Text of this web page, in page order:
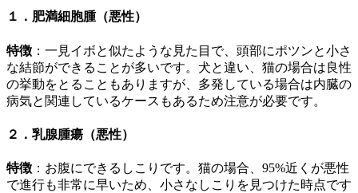
１ ．肥満細胞腫（悪性）
特徴 ：一見イボと似たような見た目で、頭部にポツンと小さ
な結節ができることが多いです。犬と違い、猫の場合は良性
の挙動をとることもありますが、多発している場合は内臓の
病気と関連しているケースもあるため注意が必要です。
２．乳腺腫瘍（悪性）
特徴 ：お腹にできるしこりです。猫の場合、95%近くが悪性
で進行も非常に早いため、小さなしこりを見つけた時点です